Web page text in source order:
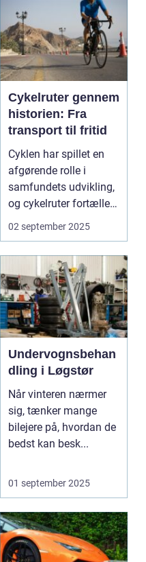
Cykelruter gennem
historien: Fra
transport til fritid
Cyklen har spillet en
afgørende rolle i
samfundets udvikling,
og cykelruter fortæller
e...
02 september 2025
Undervognsbehan
dling i Løgstør
Når vinteren nærmer
sig, tænker mange
bilejere på, hvordan de
bedst kan besk...
01 september 2025